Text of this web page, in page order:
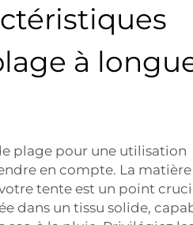
à
plage pour une utilisation
en compte. La matière
tente est un point
dans un tissu solide,